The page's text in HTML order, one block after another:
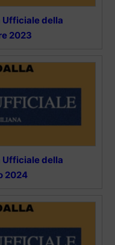
Ufficiale della
2023
Ufficiale della
2024